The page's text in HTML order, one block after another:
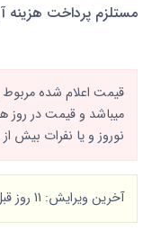
مستلزم پرداخت هزینه
قیمت اعلام شده
میباشد و قیمت در روز
نوروز و یا نفرات بیش
آخرین ویرایش: 11 روز قبل